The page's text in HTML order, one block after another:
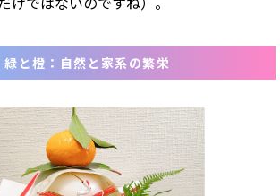
緑と橙：自然と家系の繁栄